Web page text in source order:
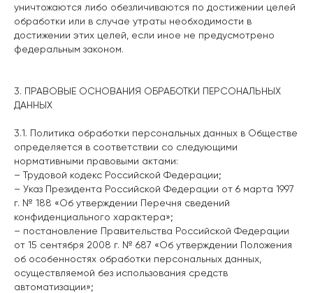
уничтожаются либо обезличиваются по достижении целей
обработки или в случае утраты необходимости в
достижении этих целей, если иное не предусмотрено
федеральным законом.
3. ПРАВОВЫЕ ОСНОВАНИЯ ОБРАБОТКИ ПЕРСОНАЛЬНЫХ
ДАННЫХ
3.1. Политика обработки персональных данных в Обществе
определяется в соответствии со следующими
нормативными правовыми актами:
– Трудовой кодекс Российской Федерации;
– Указ Президента Российской Федерации от 6 марта 1997
г. № 188 «Об утверждении Перечня сведений
конфиденциального характера»;
– постановление Правительства Российской Федерации
от 15 сентября 2008 г. № 687 «Об утверждении Положения
об особенностях обработки персональных данных,
осуществляемой без использования средств
автоматизации»;